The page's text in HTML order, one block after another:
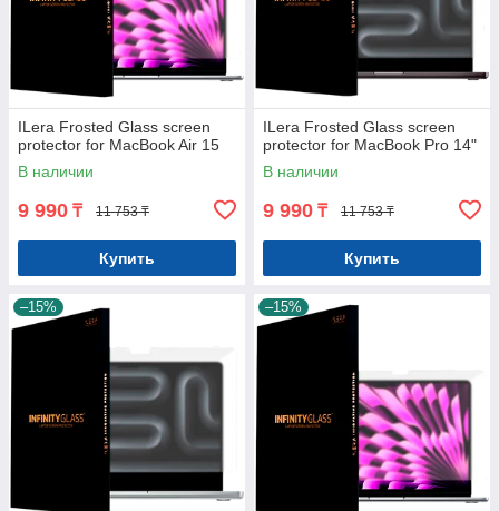
ILera Frosted Glass screen
protector for MacBook Air 15
В наличии
9 990 ₸ 11 753 ₸
Купить
ILera Frosted Glass screen
protector for MacBook Pro 14"
В наличии
9 990 ₸ 11 753 ₸
Купить
–15% –15%